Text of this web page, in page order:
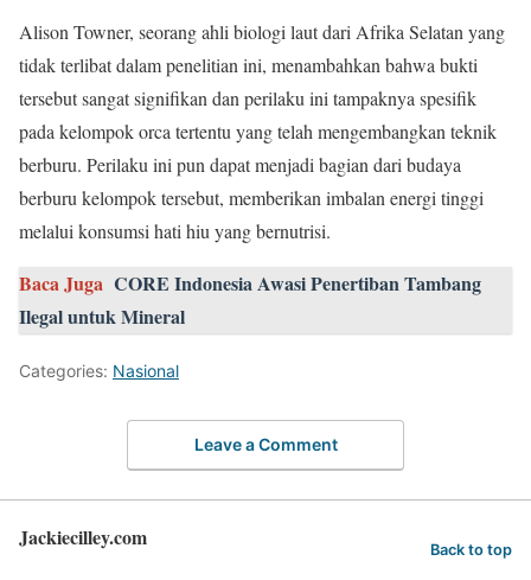
Alison Towner, seorang ahli biologi laut dari Afrika Selatan yang
tidak terlibat dalam penelitian ini, menambahkan bahwa bukti
tersebut sangat signifikan dan perilaku ini tampaknya spesifik
pada kelompok orca tertentu yang telah mengembangkan teknik
berburu. Perilaku ini pun dapat menjadi bagian dari budaya
berburu kelompok tersebut, memberikan imbalan energi tinggi
melalui konsumsi hati hiu yang bernutrisi.
Baca Juga CORE Indonesia Awasi Penertiban Tambang
Ilegal untuk Mineral
Categories: Nasional
Leave a Comment
Jackiecilley.com Back to top